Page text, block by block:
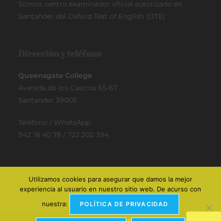
Somos centro examinador oficial autorizado en
Santander del Oxford Test of English (OTE)
Queensgate College
Avenida de los Castros 65-67
Santander 39005
Teléfono / WhatsApp
942 18 40 78 / 722 202 394
Utilizamos cookies para asegurar que damos la mejor
experiencia al usuario en nuestro sitio web. De acurso con
nuestra:
POLÍTICA DE PRIVACIDAD